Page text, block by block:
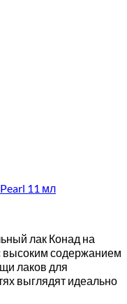
11 мл
лак Конад на
высоким содержанием
лаков для
выглядят идеально